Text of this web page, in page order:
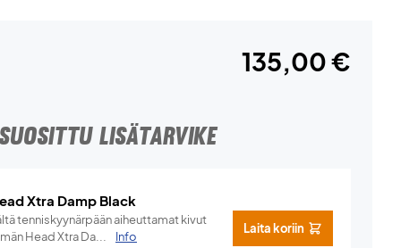
135,00 €
SUOSITTU LISÄTARVIKE
Xtra Damp Black
tenniskyynärpään aiheuttamat kivut
Head Xtra Da...
Info
Laita koriin